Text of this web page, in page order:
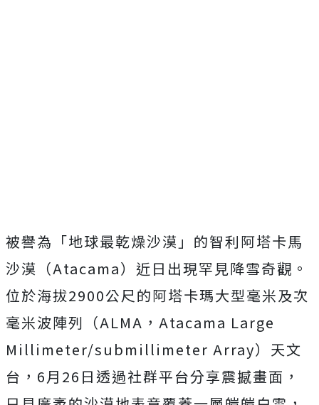
被譽為「地球最乾燥沙漠」的智利阿塔卡馬
沙漠（Atacama）近日出現罕見降雪奇觀。
位於海拔2900公尺的阿塔卡瑪大型毫米及次
毫米波陣列（ALMA，Atacama Large
Millimeter/submillimeter Array）天文
台，6月26日透過社群平台分享震撼畫面，